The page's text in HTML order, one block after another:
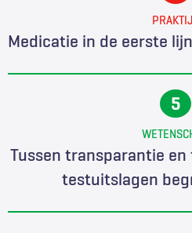
Medicatie in de eerste
Tussen transparantie en
testuitslagen